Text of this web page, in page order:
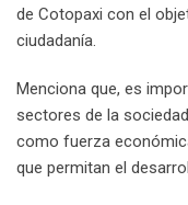
de Cotopaxi con el
ciudadanía.
Menciona que, es
sectores de la
como fuerza
que permitan el